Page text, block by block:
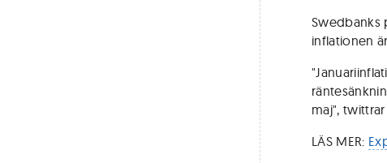
Swedbanks
inflationen
maj",
LÄS MER: